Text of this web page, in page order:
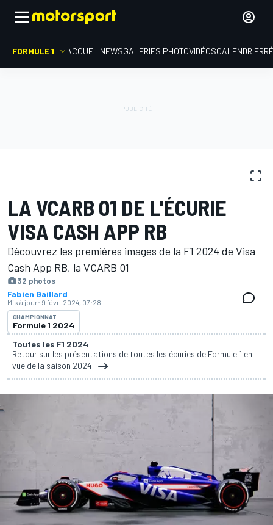
FORMULE 1 ACCUEIL NEWSGALERIES PHOTOVIDÉOSCALENDRIER
LA VCARB 01 DE L'ÉCURIE
VISA CASH APP RB
Découvrez les premières images de la F1 2024 de Visa
Cash App RB, la VCARB 01
32 photos
Fabien Gaillard
Mis à jour: 9 févr. 2024, 07:28
CHAMPIONNAT
Formule 1 2024
Toutes les F1 2024
Retour sur les présentations de toutes les écuries de Formule 1 en
vue de la saison 2024.